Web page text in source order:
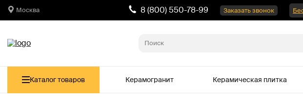
Москва 8 (800) 550-78-99 Заказать звонок
Каталог товаров Керамогранит Керамическая плитка